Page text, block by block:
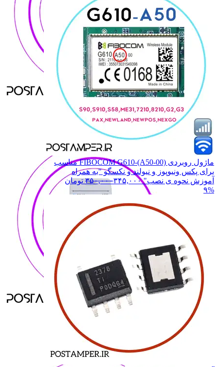
PAX PAX
AF70
AF70
AF75AF75
همه دسته بندی های ANFU
همه دسته بندی های MOREFUN
ماژول روبردی FIBOCOM G610-(A50-00) مناسب
برای پکس ونیوپوز و نیولند و نکسگو "به همراه
آموزش نحوه ی نصب"
۳۵۰,۰۰۰۳۴۵,۰۰۰
تومان
۹%